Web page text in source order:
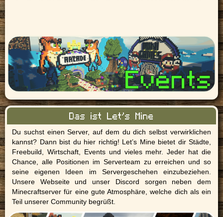
Das ist Let's Mine
Du suchst einen Server, auf dem du dich selbst verwirklichen
kannst? Dann bist du hier richtig! Let’s Mine bietet dir Städte,
Freebuild, Wirtschaft, Events und vieles mehr. Jeder hat die
Chance, alle Positionen im Serverteam zu erreichen und so
seine eigenen Ideen im Servergeschehen einzubeziehen.
Unsere Webseite und unser Discord sorgen neben dem
Minecraftserver für eine gute Atmosphäre, welche dich als ein
Teil unserer Community begrüßt.